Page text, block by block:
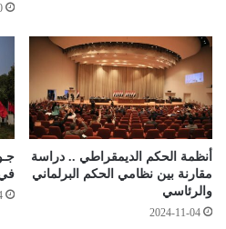
أنظمة الحكم الديمقراطي .. دراسة
مقارنة بين نظامي الحكم البرلماني
والرئاسي
2024-11-04